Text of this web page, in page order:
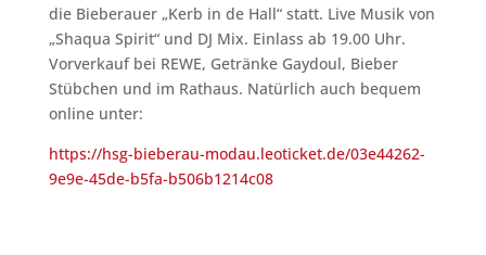
die Bieberauer „Kerb in de Hall“ statt. Live Musik von
„Shaqua Spirit“ und DJ Mix. Einlass ab 19.00 Uhr.
Vorverkauf bei REWE, Getränke Gaydoul, Bieber
Stübchen und im Rathaus. Natürlich auch bequem
online unter:
https://hsg-bieberau-modau.leoticket.de/03e44262-
9e9e-45de-b5fa-b506b1214c08